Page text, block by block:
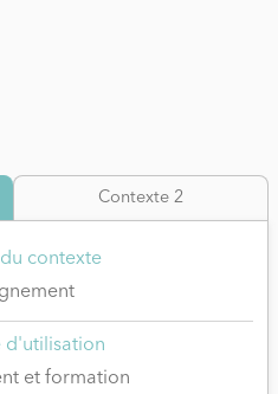
Contexte 2
contexte
d'utilisation
et formation